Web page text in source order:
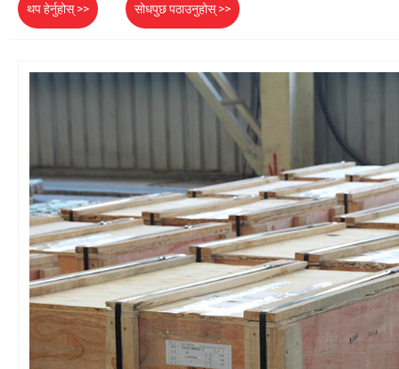
थप हेर्नुहोस् >> सोधपुछ पठाउनुहोस् >>